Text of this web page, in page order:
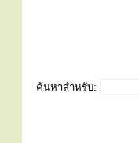
ค้นหาสำหรับ: